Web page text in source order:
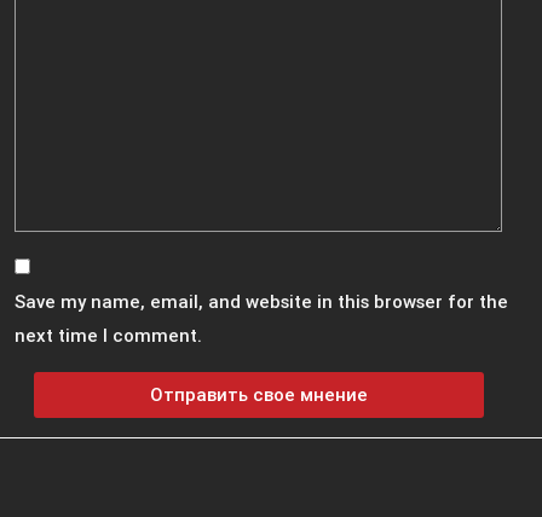
Save my name, email, and website in this browser for the
next time I comment.